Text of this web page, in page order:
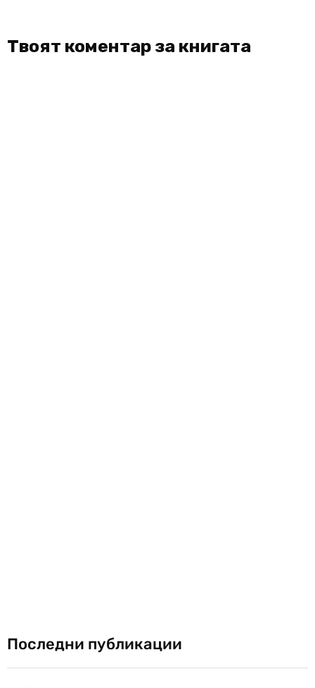
Твоят коментар за книгата
Последни публикации